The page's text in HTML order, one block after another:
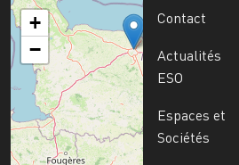
+
−
Contact
Actualités
ESO
Espaces et
Sociétés